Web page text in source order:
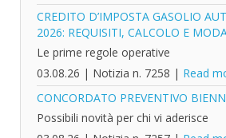
CREDITO D’IMPOSTA GASOLIO
2026: REQUISITI, CALCOLO E
Le prime regole operative
03.08.26 | Notizia n. 7258 | Read
CONCORDATO PREVENTIVO
Possibili novità per chi vi aderisce